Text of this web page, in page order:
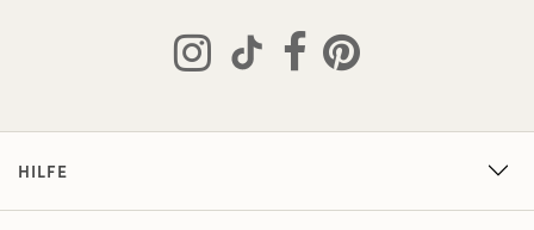
HILFE